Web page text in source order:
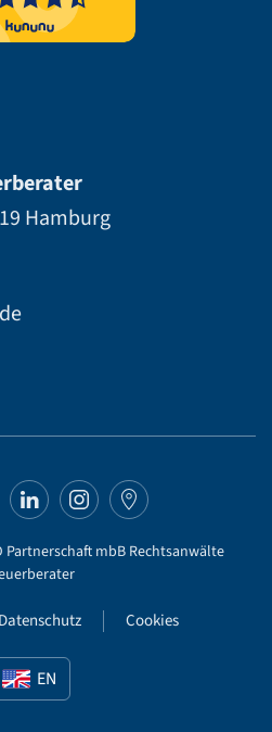
Hamburg
Partnerschaft mbB Rechtsanwälte
Datenschutz Cookies
EN